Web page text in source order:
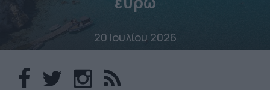
20 Ιουλίου 2026